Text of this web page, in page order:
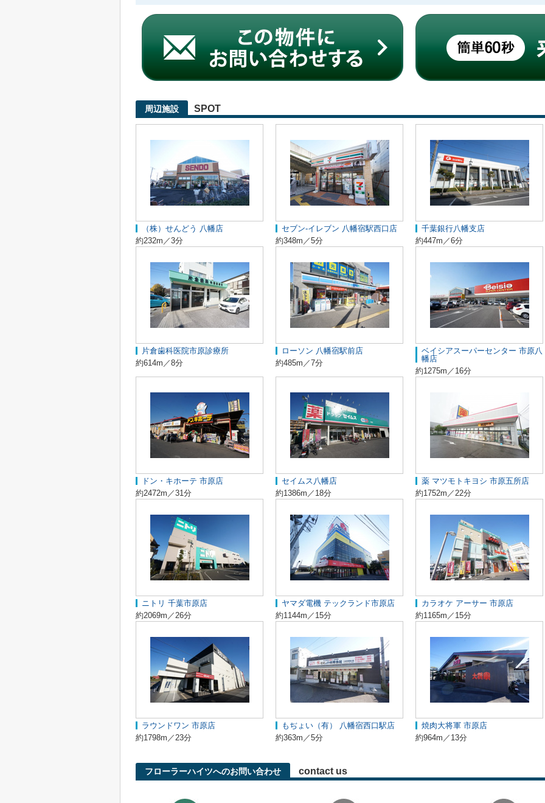
周辺施設 SPOT
（株）せんどう 八幡店
約232m／3分
セブン-イレブン 八幡宿駅西口店
約348m／5分
千葉銀行八幡支店
約447m／6分
片倉歯科医院市原診療所
約614m／8分
ローソン 八幡宿駅前店
約485m／7分
ベイシアスーパーセンター 市原八
幡店
約1275m／16分
ドン・キホーテ 市原店
約2472m／31分
セイムス八幡店
約1386m／18分
薬 マツモトキヨシ 市原五所店
約1752m／22分
ニトリ 千葉市原店
約2069m／26分
ヤマダ電機 テックランド市原店
約1144m／15分
カラオケ アーサー 市原店
約1165m／15分
ラウンドワン 市原店
約1798m／23分
もぢょい（有） 八幡宿西口駅店
約363m／5分
焼肉大将軍 市原店
約964m／13分
フローラーハイツへのお問い合わせ contact us